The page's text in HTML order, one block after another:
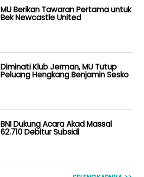
MU Berikan Tawaran Pertama untuk
Bek Newcastle United
Diminati Klub Jerman, MU Tutup
Peluang Hengkang Benjamin Sesko
BNI Dukung Acara Akad Massal
62.710 Debitur Subsidi